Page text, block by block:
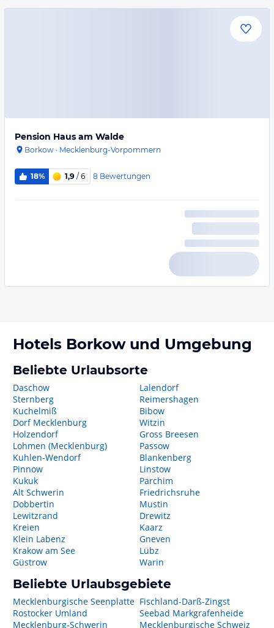
Pension Haus am Walde
Borkow · Mecklenburg-Vorpommern
18% 1,9 / 6 8 Bewertungen
Hotels Borkowund Umgebung
Beliebte Urlaubsorte
Daschow
Sternberg
Kuchelmiß
Dorf Mecklenburg
Holzendorf
Lohmen (Mecklenburg)
Kuhlen-Wendorf
Pinnow
Kukuk
Alt Schwerin
Dobbertin
Lewitzrand
Kreien
Klein Labenz
Krakow am See
Güstrow
Lalendorf
Reimershagen
Bibow
Witzin
Gross Breesen
Passow
Blankenberg
Linstow
Parchim
Friedrichsruhe
Mustin
Drewitz
Kaarz
Gneven
Lübz
Warin
Beliebte Urlaubsgebiete
Mecklenburgische Seenplatte
Rostocker Umland
Mecklenburg-Schwerin
Fischland-Darß-Zingst
Seebad Markgrafenheide
Mecklenburgische Schweiz